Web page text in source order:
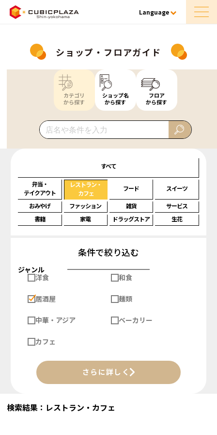
Language
ショップ・フロアガイド
カテゴリ
から探す
ショップ名
から探す
フロア
から探す
すべて
弁当・
テイクアウト
レストラン・
カフェ
フード スイーツ
おみやげ ファッション 雑貨
サービス
書籍
家電 ドラッグストア 生花
条件で絞り込む
ジャンル
洋食
和食
居酒屋 麺類
中華・アジア ベーカリー
カフェ
さらに詳しく
検索結果：レストラン・カフェ